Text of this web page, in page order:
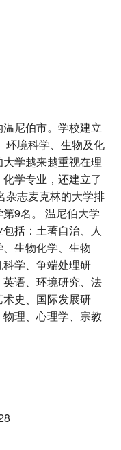
尼伯市。学校建立
环境科学、生物及化
学越来越重视在理
学专业，还建立了
杂志麦克林的大学排
9名。 温尼伯大学
括：土著自治、人
生物化学、生物
学、争端处理研
语、环境研究、法
史、国际发展研
理、心理学、宗教